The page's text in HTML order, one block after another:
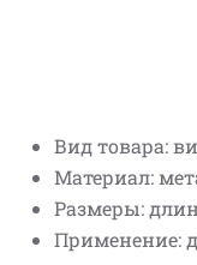
Вид товара:
Материал:
Размеры:
Применение: